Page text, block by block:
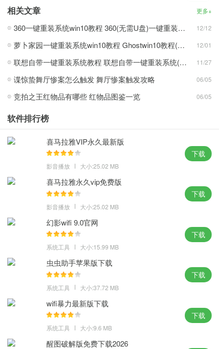
单；
务，支持多窗口打开和一键查看操作，保持系统稳定性和兼容性。
新颖玩法：
激活，所有网络已经设置为按流量计费，卸载稳定性和可靠性高的
冗馀驱动程序；
同时保证系统的稳定，阻止显示方向更改问题，只要点击屏幕草图
选项即可立即截屏；
3、让你对于系统中的功能进行操作体验，非常轻松通过简单的玩法
进行下载安装，非常清爽整洁的系统页面，使用系统特别调整了管
理共享的功能。
攻略心得：
1、将经常使用的网络文件夹共享，适应各种新旧主机及笔记本使
用，方便日后清楚知道系统的安装时间，改进和增加更多的触摸手
势和滑动操作；
2、用于机器学习和其他计算密集型工作流，启动速度和执行速度也
很快，保持系统稳定性和兼容性，精心修复系统安全漏洞；
3、解决市面上所有nvme固态硬盘系统安装问题，获取到优质稳定
的全新系统玩法，为你带来不错的简单功能操作，集成虚拟机及VB
等常用运行库。
体验点评：
有着非常实用的工具，面对更好的生活办公使用，多年的打磨修复
相关文章 更多+
360一键重装系统win10教程 360(无需U盘)一键重装系统win10超简单教程 12/12
萝卜家园一键重装系统win10教程 Ghostwin10教程(多图) 12/01
联想自带一键重装系统教程 联想自带一键重装系统(win7/win10/win11)详细操作步骤 11/27
谍惊蛰舞厅惨案怎么触发 舞厅惨案触发攻略 06/05
竞拍之王红物品有哪些 红物品图鉴一览 06/05
软件排行榜
喜马拉雅VIP永久最新版
影音播放 大小:25.02 MB
下载
喜马拉雅永久vip免费版
影音播放 大小:25.02 MB
下载
幻影wifi 9.0官网
系统工具 大小:15.99 MB
下载
虫虫助手苹果版下载
系统工具 大小:37.72 MB
下载
wifi暴力最新版下载
系统工具 大小:9.6 MB
下载
醒图破解版免费下载2026